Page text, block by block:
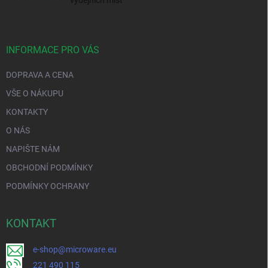
INFORMACE PRO VÁS
DOPRAVA A CENA
VŠE O NÁKUPU
KONTAKTY
O NÁS
NAPIŠTE NÁM
OBCHODNÍ PODMÍNKY
PODMÍNKY OCHRANY
KONTAKT
e-shop@microware.eu
221 490 115